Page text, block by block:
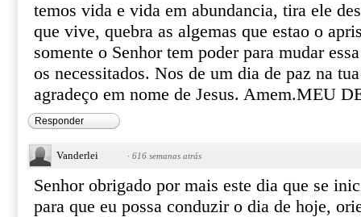
temos vida e vida em abundancia, tira ele
que vive, quebra as algemas que estao o
somente o Senhor tem poder para mudar
os necessitados. Nos de um dia de paz na
agradeço em nome de Jesus. Amem.MEU
Responder
Vanderlei · 616 semanas atrás
Senhor obrigado por mais este dia que se
para que eu possa conduzir o dia de hoje,